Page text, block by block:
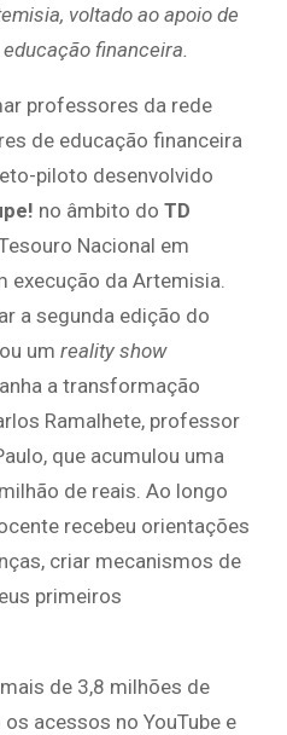
voltado ao apoio de
financeira.
professores da rede
de educação financeira
piloto desenvolvido
no âmbito do TD
Nacional em
execução da Artemisia.
a segunda edição do
um reality show
a transformação
Ramalhete, professor
que acumulou uma
de reais. Ao longo
recebeu orientações
criar mecanismos de
primeiros
de 3,8 milhões de
acessos no YouTube e